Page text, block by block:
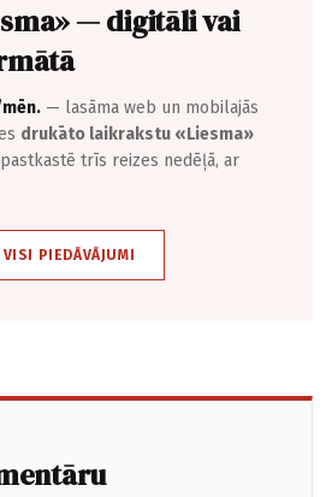
— digitāli vai
— lasāma web un mobilajās
drukāto laikrakstu «Liesma»
trīs reizes nedēļā, ar
VISI PIEDĀVĀJUMI